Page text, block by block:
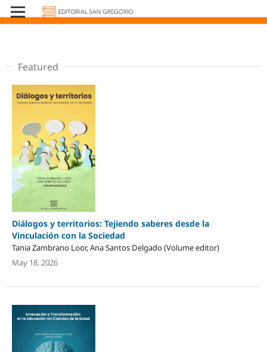
Featured
Diálogos y territorios: Tejiendo saberes desde la
Vinculación con la Sociedad
Tania Zambrano Loor, Ana Santos Delgado (Volume editor)
May 18, 2026